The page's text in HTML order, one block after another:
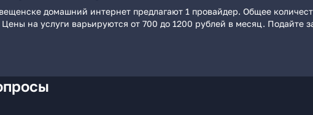
домашний интернет предлагают 1 провайдер. Общее
на услуги варьируются от 700 до 1200 рублей в месяц. Подайте